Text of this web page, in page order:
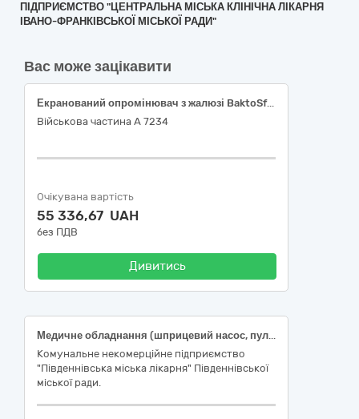
ПІДПРИЄМСТВО "ЦЕНТРАЛЬНА МІСЬКА КЛІНІЧНА ЛІКАРНЯ
ІВАНО-ФРАНКІВСЬКОЇ МІСЬКОЇ РАДИ"
Вас може зацікавити
Екранований опромінювач з жалюзі BaktoSfera EKRAN Jalousi 25+100 % (код НК 024:2023:62893 - Ультрафіолетова система дезінфекції приміщень), або еквівалент
Військова частина А 7234
Очікувана вартість
55 336,67 UAH
без ПДВ
Дивитись
Медичне обладнання (шприцевий насос, пульсоксиметр)
Комунальне некомерційне підприємство
"Південнівська міська лікарня" Південнівської
міської ради.